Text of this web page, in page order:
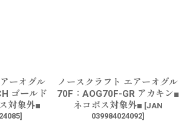
ーオグル
ゴールド
対象外■
]
ノースクラフト エアーオグル
70F：AOG70F-GR アカキン■
ネコポス対象外■ [JAN
039984024092]